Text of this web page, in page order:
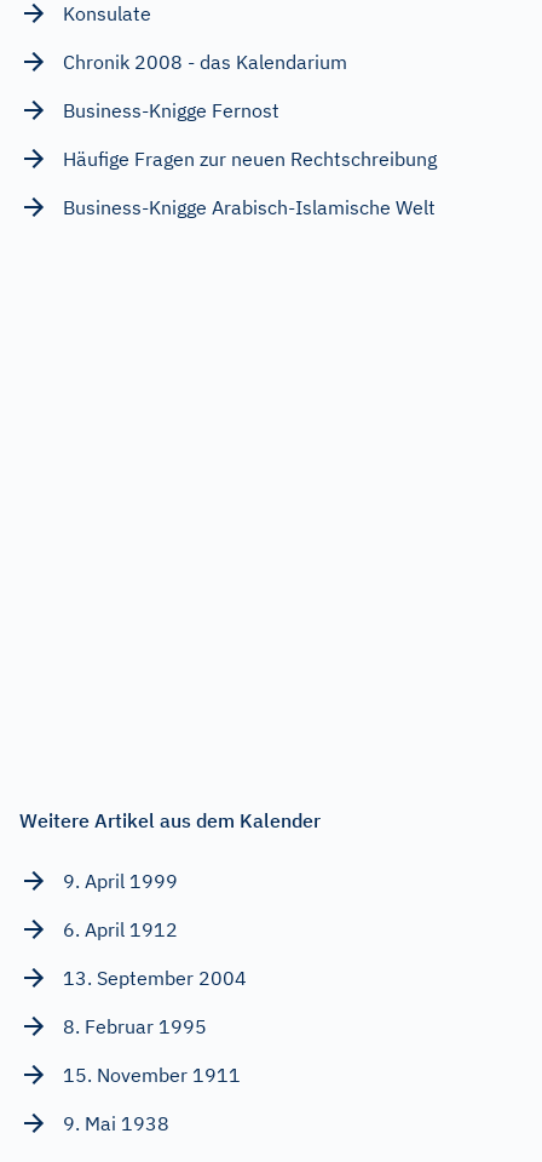
Konsulate
Chronik 2008 - das Kalendarium
Business-Knigge Fernost
Häufige Fragen zur neuen Rechtschreibung
Business-Knigge Arabisch-Islamische Welt
Weitere Artikel aus dem Kalender
9. April 1999
6. April 1912
13. September 2004
8. Februar 1995
15. November 1911
9. Mai 1938